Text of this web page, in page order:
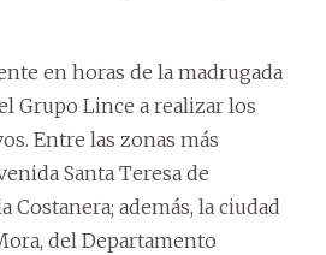
en horas de la madrugada
Grupo Lince a realizar los
Entre las zonas más
Santa Teresa de
Costanera; además, la ciudad
del Departamento